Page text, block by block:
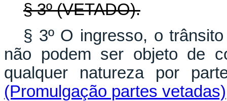
§ 3º (VETADO).
§ 3º O ingresso, o
não podem ser objeto de
qualquer natureza por
(Promulgação partes vetadas)